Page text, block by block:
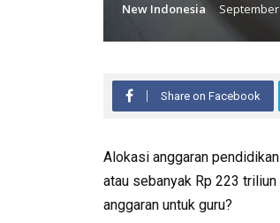
New Indonesia September
Share on Facebook
Alokasi anggaran
atau sebanyak Rp 223
anggaran untuk guru?